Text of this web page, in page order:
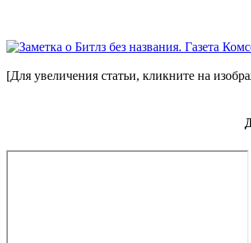
[Для увеличения статьи, кликните на